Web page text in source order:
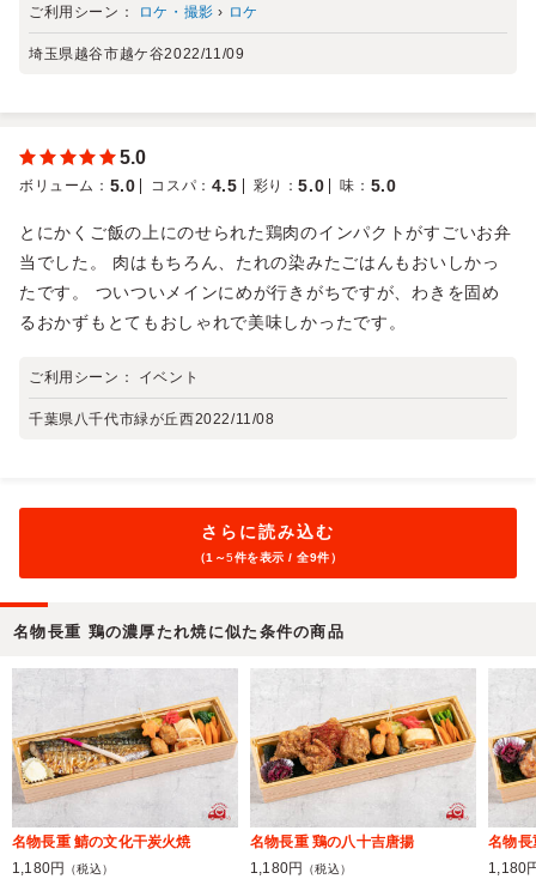
ご利用シーン： ロケ・撮影 › ロケ
埼玉県越谷市越ケ谷2022/11/09
5.0
ボリューム ： 5.0 コスパ ： 4.5 彩り ：5.0 味 ： 5.0
とにかくご飯の上にのせられた鶏肉のインパクトがすごいお弁
当でした。 肉はもちろん、たれの染みたごはんもおいしかっ
たです。 ついついメインにめが行きがちですが、わきを固め
るおかずもとてもおしゃれで美味しかったです。
ご利用シーン： イベント
千葉県八千代市緑が丘西2022/11/08
さらに読み込む
（1～5件を表示 / 全9件）
名物長重 鶏の濃厚たれ焼に似た条件の商品
名物長重 鯖の文化干炭火焼
1,180円
（税込）
名物長重 鶏の八十吉唐揚
1,180円
（税込）
名物長
1,180